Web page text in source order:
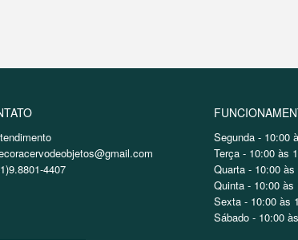
4407
Segunda - 10:00
Terça - 10:00 às
Quarta - 10:00 às
Quinta - 10:00 às
Sexta - 10:00 às
Sábado - 10:00